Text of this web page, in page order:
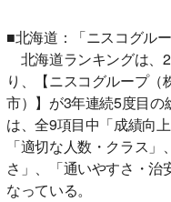
■北海道：「ニスコグル
北海道ランキングは、
り、【ニスコグループ
市）】が3年連続5度目
は、全9項目中「成績向
「適切な人数・クラス
さ」、「通いやすさ・治
なっている。